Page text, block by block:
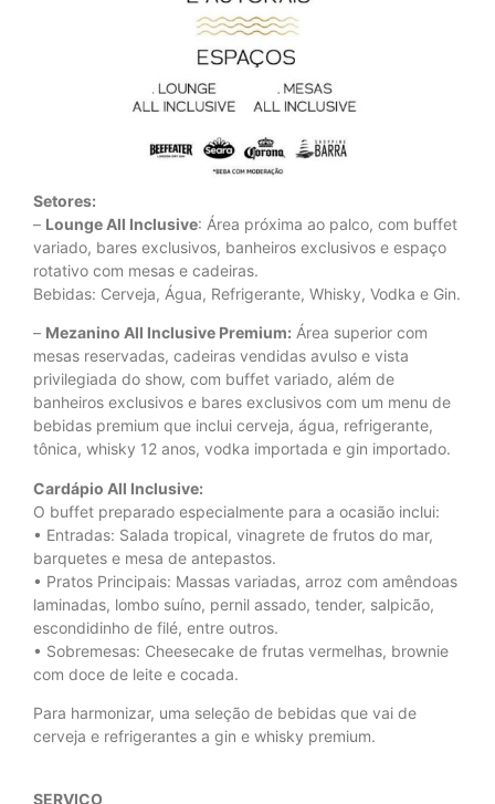
Setores:
– Lounge All Inclusive: Área próxima ao palco, com buffet
variado, bares exclusivos, banheiros exclusivos e espaço
rotativo com mesas e cadeiras.
Bebidas: Cerveja, Água, Refrigerante, Whisky, Vodka e Gin.
– Mezanino All Inclusive Premium: Área superior com
mesas reservadas, cadeiras vendidas avulso e vista
privilegiada do show, com buffet variado, além de
banheiros exclusivos e bares exclusivos com um menu de
bebidas premium que inclui cerveja, água, refrigerante,
tônica, whisky 12 anos, vodka importada e gin importado.
Cardápio All Inclusive:
O buffet preparado especialmente para a ocasião inclui:
• Entradas: Salada tropical, vinagrete de frutos do mar,
barquetes e mesa de antepastos.
• Pratos Principais: Massas variadas, arroz com amêndoas
laminadas, lombo suíno, pernil assado, tender, salpicão,
escondidinho de filé, entre outros.
• Sobremesas: Cheesecake de frutas vermelhas, brownie
com doce de leite e cocada.
Para harmonizar, uma seleção de bebidas que vai de
cerveja e refrigerantes a gin e whisky premium.
SERVIÇO